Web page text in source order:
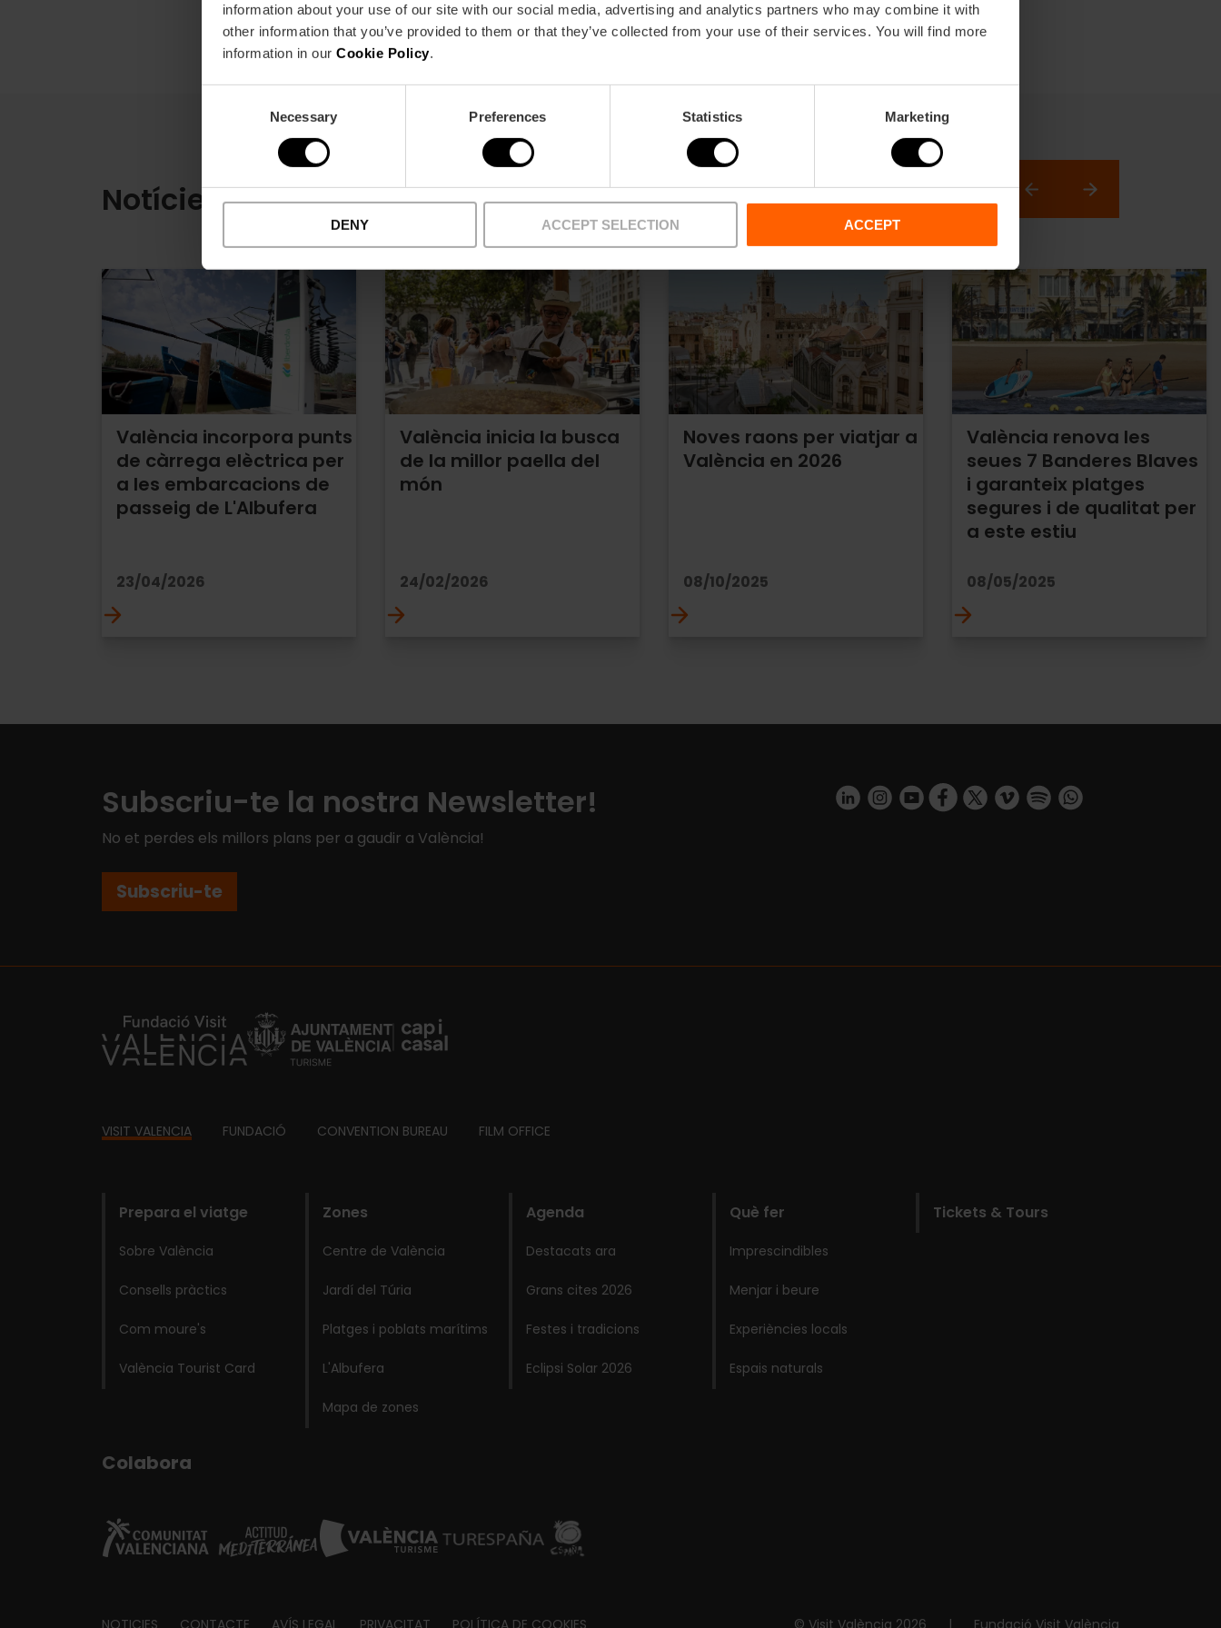
information about your use of our site with our social media, advertising and analytics partners who may combine it with
other information that you’ve provided to them or that they’ve collected from your use of their services. You will find more
information in our Cookie Policy
Necessary Preferences Statistics Marketing
DENY ACCEPT SELECTION ACCEPT
Notícies
València incorpora punts
de càrrega elèctrica per
a les embarcacions de
passeig de L'Albufera
23/04/2026
València inicia la busca
de la millor paella del
món
24/02/2026
Noves raons per viatjar a
València en 2026
08/10/2025
València renova les
seues 7 Banderes Blaves
i garanteix platges
segures i de qualitat per
a este estiu
08/05/2025
Subscriu-te la nostra Newsletter!
No et perdes els millors plans per a gaudir a València!
Subscriu-te
https://www.linkedin.com/company/turismo-valencia/mycompany/
https://www.instagram.com/visit_valencia/
https://www.youtube.com/user/
https://www.facebook.com/
https://twitter.com/
https://vimeo.com/visitvalencia
https://open.spotify.com/
https://api.whatsapp.com/send/
https://fundacion.visitvalencia.com/
Footer
VISIT VALENCIA FUNDACIÓ CONVENTION BUREAU FILM OFFICE
Prepara el viatge
Sobre València
Consells pràctics
Com moure's
València Tourist Card
Zones
Centre de València
Jardí del Túria
Platges i poblats marítims
L'Albufera
Mapa de zones
Agenda
Destacats ara
Grans cites 2026
Festes i tradicions
Eclipsi Solar 2026
Què fer
Imprescindibles
Menjar i beure
Experiències locals
Espais naturals
Tickets & Tours
Colabora